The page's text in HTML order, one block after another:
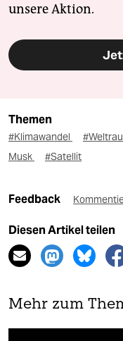
unsere Aktion.
Themen
#Klimawandel
Musk
#Satellit
Feedback
Diesen Artikel teilen
Mehr zum